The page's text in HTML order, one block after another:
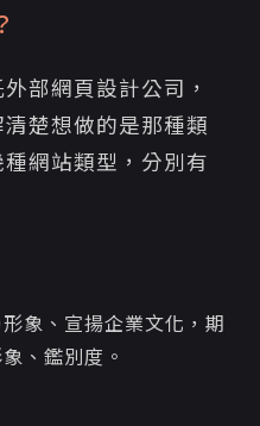
部網頁設計公司，
楚想做的是那種類
網站類型，分別有
象、宣揚企業文化，期
、鑑別度。